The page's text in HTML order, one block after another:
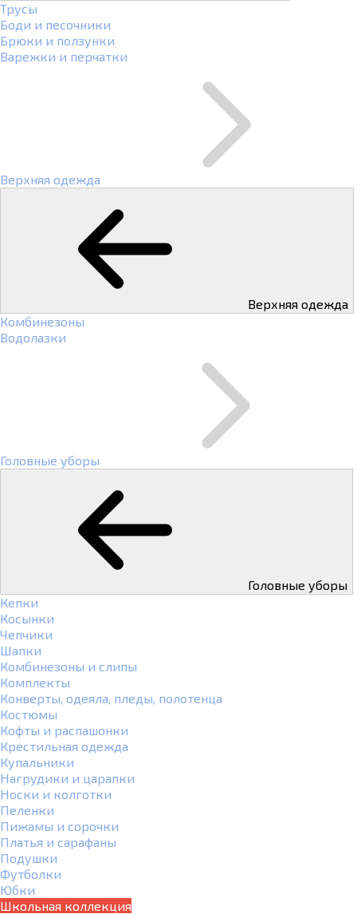
Трусы
Боди и песочники
Брюки и ползунки
Варежки и перчатки
Верхняя одежда
Верхняя одежда
Комбинезоны
Водолазки
Головные уборы
Головные уборы
Кепки
Косынки
Чепчики
Шапки
Комбинезоны и слипы
Комплекты
Конверты, одеяла, пледы, полотенца
Костюмы
Кофты и распашонки
Крестильная одежда
Купальники
Нагрудики и царапки
Носки и колготки
Пеленки
Пижамы и сорочки
Платья и сарафаны
Подушки
Футболки
Юбки
Школьная коллекция